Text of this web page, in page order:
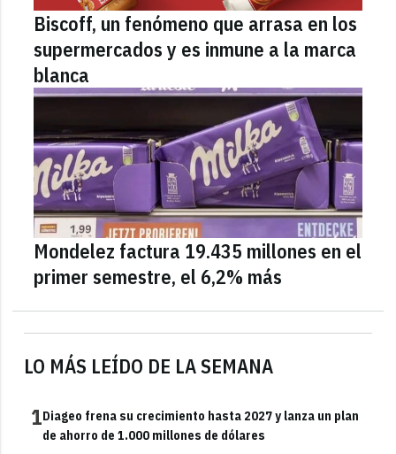
LO MÁS LEÍDO DE LA SEMANA
1Diageo frena su crecimiento hasta 2027 y lanza un plan
de ahorro de 1.000 millones de dólares
Biscoff, un fenómeno que arrasa en los
supermercados y es inmune a la marca
blanca
Mondelez factura 19.435 millones en el
primer semestre, el 6,2% más